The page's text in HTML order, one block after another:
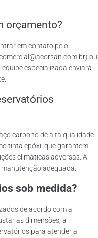
orçamento?
em contato pelo
ou
especializada enviará
carbono de alta qualidade
tinta epóxi, que garantem
climáticas adversas. A
adequada.
sob medida?
de acordo com a
as dimensões, a
para atender a